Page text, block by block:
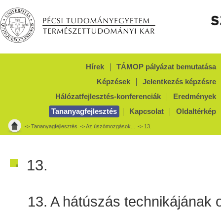
Hírek
TÁMOP pályázat bemutatása
Képzések
Jelentkezés képzésre
Hálózatfejlesztés-konferenciák
Eredmények
Tananyagfejlesztés
Kapcsolat Oldaltérkép
-> Tananyagfejlesztés ->Az úszómozgások... -> 13.
13.
13. A hátúszás technikájának